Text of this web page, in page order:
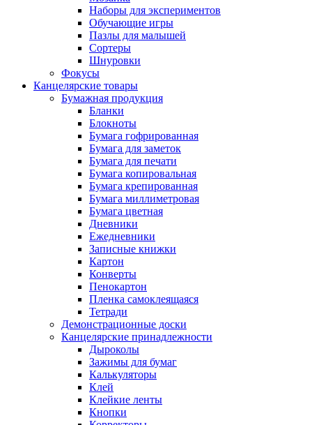
Наборы для экспериментов
Обучающие игры
Пазлы для малышей
Сортеры
Шнуровки
Фокусы
Канцелярские товары
Бумажная продукция
Бланки
Блокноты
Бумага гофрированная
Бумага для заметок
Бумага для печати
Бумага копировальная
Бумага крепированная
Бумага миллиметровая
Бумага цветная
Дневники
Ежедневники
Записные книжки
Картон
Конверты
Пенокартон
Пленка самоклеящаяся
Тетради
Демонстрационные доски
Канцелярские принадлежности
Дыроколы
Зажимы для бумаг
Калькуляторы
Клей
Клейкие ленты
Кнопки